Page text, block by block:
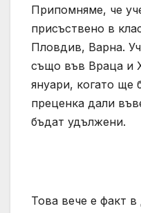
Припомняме, че
присъствено в
Пловдив, Варна.
също във Враца и
януари, когато ще
преценка дали
бъдат удължени.
Това вече е факт